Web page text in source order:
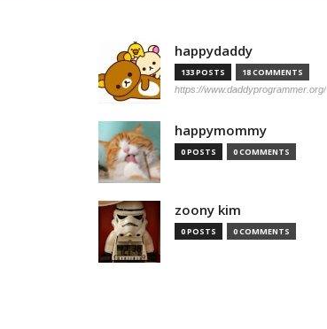
happydaddy
133 POSTS 18 COMMENTS
https://www.daddyprogrammer.org/
happymommy
0 POSTS 0 COMMENTS
zoony kim
0 POSTS 0 COMMENTS